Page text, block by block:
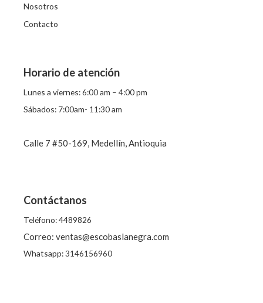
Nosotros
Contacto
Horario de atención
Lunes a viernes: 6:00 am – 4:00 pm
Sábados: 7:00am- 11:30 am
Calle 7 #50-169, Medellín, Antioquia
Contáctanos
Teléfono: 4489826
Correo: ventas@escobaslanegra.com
Whatsapp: 3146156960